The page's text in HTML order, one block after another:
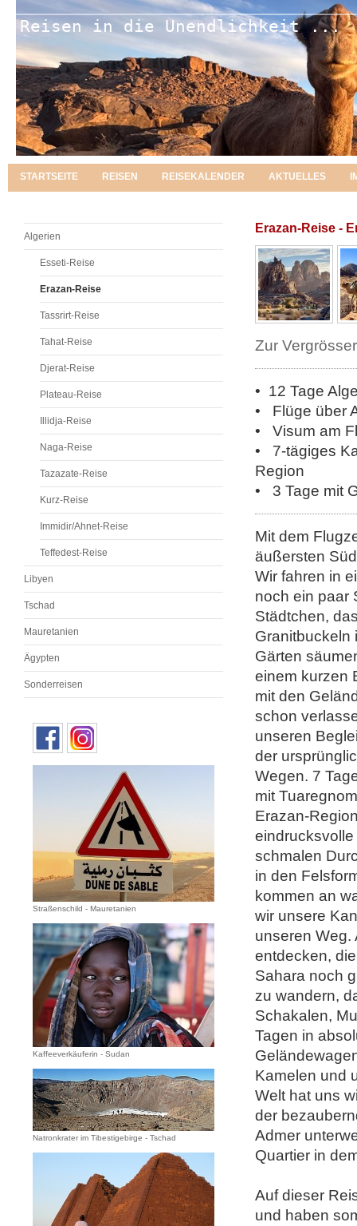
Reisen in die Unendlichkeit ...
STARTSEITE REISEN REISEKALENDER AKTUELLES
Algerien
Esseti-Reise
Erazan-Reise
Tassrirt-Reise
Tahat-Reise
Djerat-Reise
Plateau-Reise
Illidja-Reise
Naga-Reise
Tazazate-Reise
Kurz-Reise
Immidir/Ahnet-Reise
Teffedest-Reise
Libyen
Tschad
Mauretanien
Ägypten
Sonderreisen
Straßenschild - Mauretanien
Kaffeeverkäuferin - Sudan
Natronkrater im Tibestigebirge - Tschad
Erazan-Reise -
Zur
• 12 Tage
• Flüge über
• Visum am
• 7-tägiges
Region
•
3 Tage mit
Mit dem
äußersten
Wir fahren in
noch ein paar
Städtchen,
Granitbuckeln
Gärten
einem kurzen
mit den
schon
unseren
der
Wegen. 7
mit
Erazan-
schmalen
in den
kommen an
wir unsere
unseren Weg.
entdecken,
Sahara noch
zu wandern,
Schakalen,
Tagen in
Kamelen und
Welt hat uns
der
Admer
Quartier in
Auf dieser
und haben